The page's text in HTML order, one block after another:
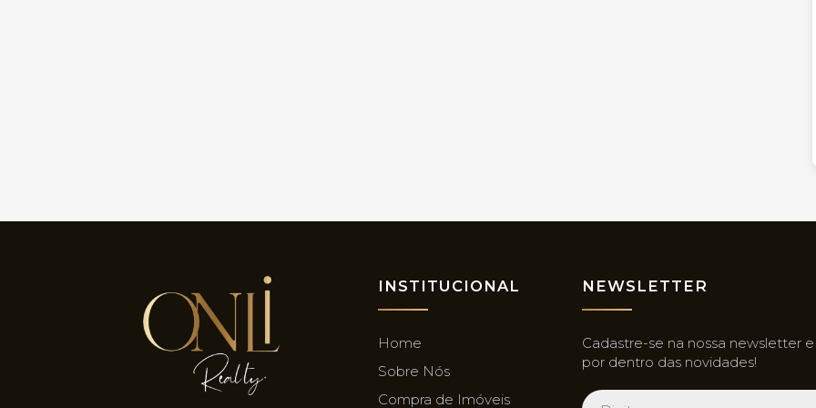
INSTITUCIONAL
Home
Sobre Nós
Compra de Imóveis
NEWSLETTER
Cadastre-se na nossa newsletter
por dentro das novidades!